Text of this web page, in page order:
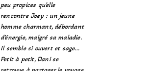
peu propices qu’elle
rencontre Joey : un jeune
homme charmant, débordant
d’énergie, malgré sa maladie.
Il semble si ouvert et sage…
Petit à petit, Dani se